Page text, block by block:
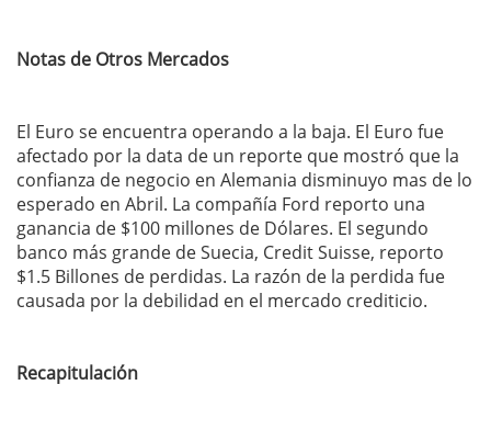
Notas de Otros Mercados
El Euro se encuentra operando a la baja. El Euro fue
afectado por la data de un reporte que mostró que la
confianza de negocio en Alemania disminuyo mas de lo
esperado en Abril. La compañía Ford reporto una
ganancia de $100 millones de Dólares. El segundo
banco más grande de Suecia, Credit Suisse, reporto
$1.5 Billones de perdidas. La razón de la perdida fue
causada por la debilidad en el mercado crediticio.
Recapitulación